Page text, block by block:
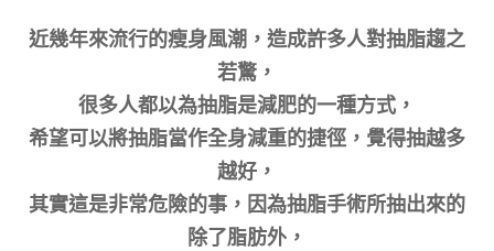
近幾年來流行的瘦身風潮，造成許多人對抽脂趨之
若驚，
很多人都以為抽脂是減肥的一種方式，
希望可以將抽脂當作全身減重的捷徑，覺得抽越多
越好，
其實這是非常危險的事，因為抽脂手術所抽出來的
除了脂肪外，